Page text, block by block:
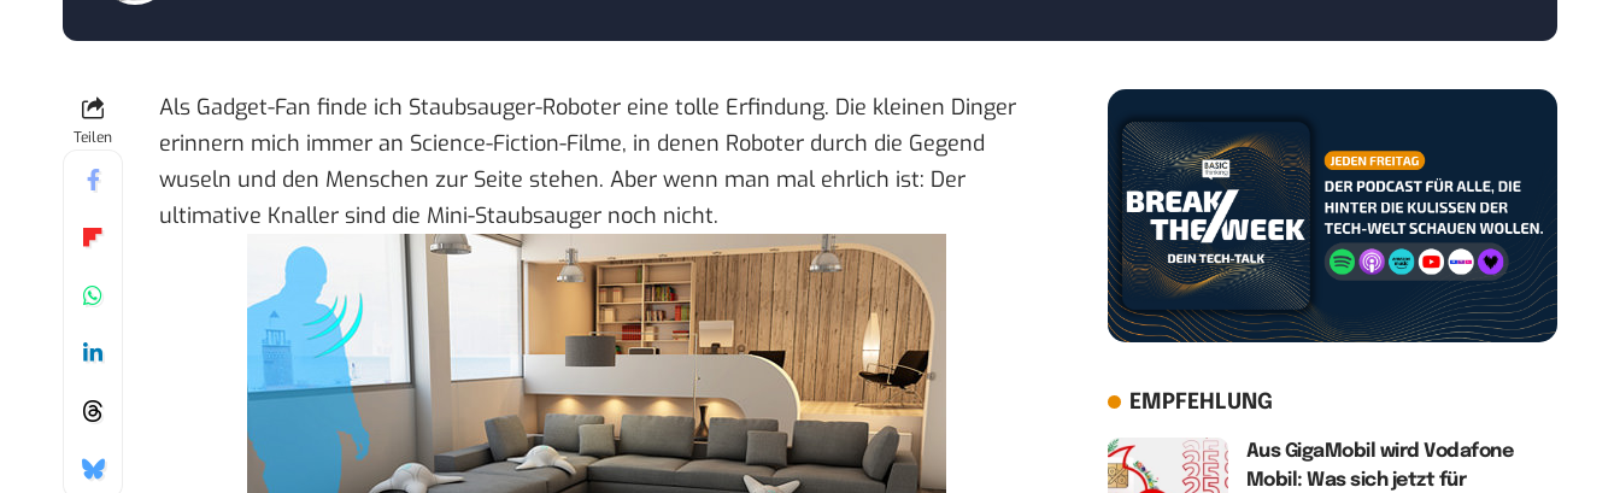
Teilen
Als Gadget-Fan finde ich Staubsauger-Roboter eine tolle Erfindung. Die kleinen Dinger
erinnern mich immer an Science-Fiction-Filme, in denen Roboter durch die Gegend
wuseln und den Menschen zur Seite stehen. Aber wenn man mal ehrlich ist: Der
ultimative Knaller sind die Mini-Staubsauger noch nicht.
EMPFEHLUNG
Aus GigaMobil wird Vodafone
Mobil: Was sich jetzt für